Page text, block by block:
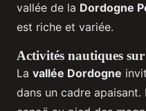
vallée de la Dordogne
est riche et variée.
Activités nautiques
La vallée Dordogne
dans un cadre